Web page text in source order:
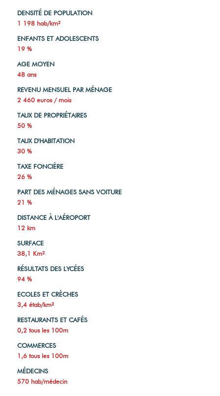
DENSITÉ DE POPULATION
1 198 hab/km²
ENFANTS ET ADOLESCENTS
19 %
AGE MOYEN
48 ans
REVENU MENSUEL PAR MÉNAGE
2 460 euros / mois
TAUX DE PROPRIÉTAIRES
50 %
TAUX D'HABITATION
30 %
TAXE FONCIÈRE
26 %
PART DES MÉNAGES SANS VOITURE
21 %
DISTANCE À L'AÉROPORT
12 km
SURFACE
38,1 Km²
RÉSULTATS DES LYCÉES
94 %
ECOLES ET CRÈCHES
3,4 étab/km²
RESTAURANTS ET CAFÉS
0,2 tous les 100m
COMMERCES
1,6 tous les 100m
MÉDECINS
570 hab/médecin